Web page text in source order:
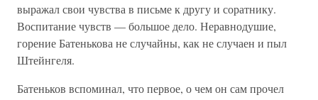
выражал свои чувства в письме к другу и соратнику.
Воспитание чувств — большое дело. Неравнодушие,
горение Батенькова не случайны, как не случаен и пыл
Штейнгеля.
Батеньков вспоминал, что первое, о чем он сам прочел